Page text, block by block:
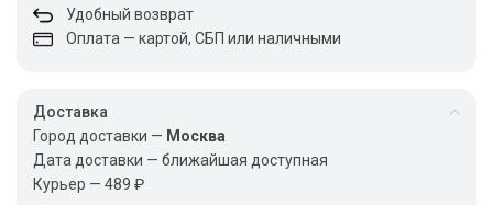
Удобный возврат
Оплата — картой, СБП или наличными
Доставка
Город доставки — Москва
Дата доставки — ближайшая доступная
Курьер — 489 ₽